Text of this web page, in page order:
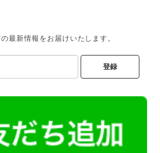
最新情報をお届けいたします。
登録